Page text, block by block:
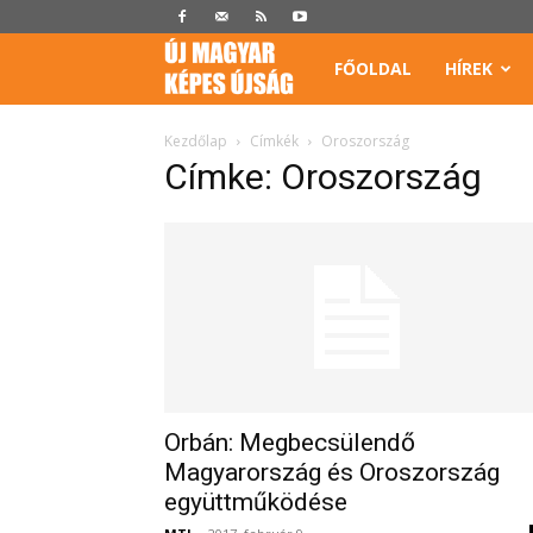
Képes
Újság
FŐOLDAL HÍREK
Kezdőlap Címkék Oroszország
Címke: Oroszország
Orbán: Megbecsülendő
Magyarország és Oroszország
együttműködése